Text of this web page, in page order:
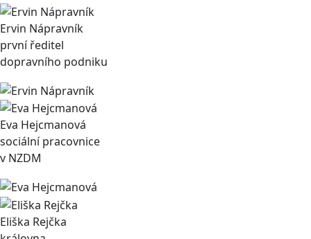
Ervin Nápravník
první ředitel
dopravního podniku
Eva Hejcmanová
sociální pracovnice
v NZDM
Eliška Rejčka